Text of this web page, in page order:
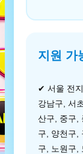
지원 가
✔ 서울 전
강남구, 서
산구, 중구,
구, 양천구,
구, 노원구,